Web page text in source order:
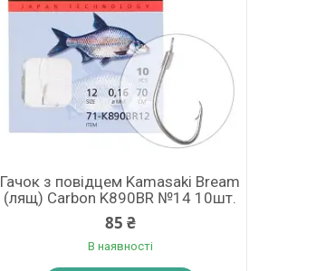
Гачок з повідцем Kamasaki Bream
(лящ) Carbon K890BR №14 10шт.
85 ₴
В наявності